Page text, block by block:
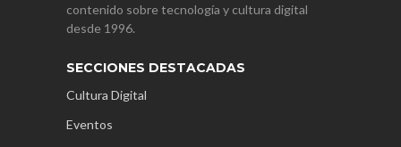
contenido sobre tecnología y cultura digital
desde 1996.
SECCIONES DESTACADAS
Cultura Digital
Eventos